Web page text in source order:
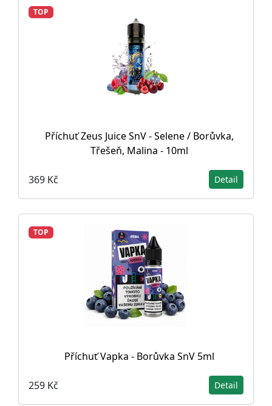
TOP
Příchuť Zeus Juice SnV - Selene / Borůvka,
Třešeň, Malina - 10ml
369 Kč Detail
TOP
Příchuť Vapka - Borůvka SnV 5ml
259 Kč Detail